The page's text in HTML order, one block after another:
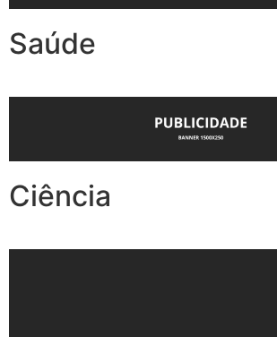
Saúde
Ciência